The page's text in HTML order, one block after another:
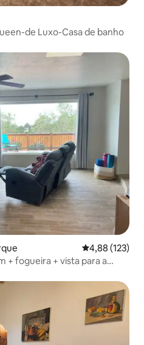
de Luxo-Casa de banho
4,88 de uma
4,88 (123)
+ fogueira + vista para a